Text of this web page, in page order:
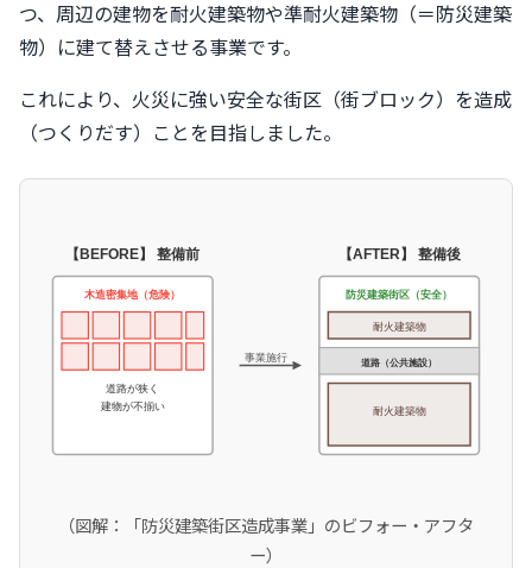
つ、周辺の建物を耐火建築物や準耐火建築物（＝防災建築
物）に建て替えさせる事業です。
これにより、火災に強い安全な街区（街ブロック）を造成
（つくりだす）ことを目指しました。
【BEFORE】 整備前
木造密集地（危険）
道路が狭く
建物が不揃い
事業施行
【AFTER】 整備後
防災建築街区（安全）
道路（公共施設）
耐火建築物
耐火建築物
（図解：「防災建築街区造成事業」のビフォー・アフタ
ー）